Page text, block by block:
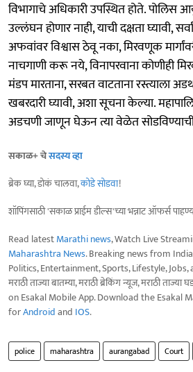
विभागाचे अधिकारी उपस्थित होते. पोलिस
उल्लंघन होणार नाही, याची दक्षता घ्यावी,
अफवांवर विश्वास ठेवू नका, मिरवणूक
नाचगाणी करू नये, विनापरवाना कोणीही
मंडप मारताना, सरबत वाटताना रस्त्याला
खबरदारी घ्यावी, अशा सूचना केल्या.
अडचणी जाणून घेऊन त्या वेळेत सोडविण्याची
सकाळ+ चेसदस्य व्हा
ब्रेक घ्या, डोकं चालवा,कोडे सोडवा!
शॉपिंगसाठी 'सकाळ प्राईम डील्स'च्या भन्नाट ऑफर्स
Read latestMarathi news, Watch Live
Maharashtra News. Breaking news from
Politics, Entertainment, Sports, Lifestyle,
मराठी ताज्या बातम्या, मराठी ब्रेकिंग न्यूज, मराठी
on Esakal Mobile App. Download the Esakal
forAndroidand IOS.
police maharashtra aurangabad Court